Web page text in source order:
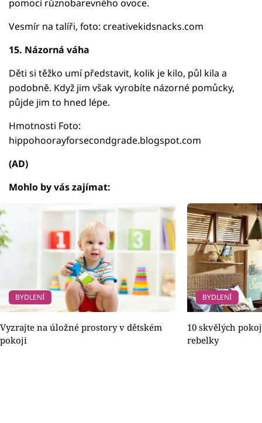
pomocí různobarevného ovoce.
Vesmír na talíři, foto: creativekidsnacks.com
15. Názorná váha
Děti si těžko umí představit, kolik je kilo, půl kila a
podobně. Když jim však vyrobíte názorné pomůcky,
půjde jim to hned lépe.
Hmotnosti Foto:
hippohoorayforsecondgrade.blogspot.com
(AD)
Mohlo by vás zajímat:
BYDLENÍ
Vyzrajte na úložné prostory v dětském
pokoji
BYDLENÍ
10 skvělých
rebelky